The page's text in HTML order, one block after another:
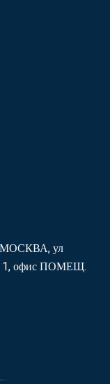
ул
офис ПОМЕЩ.